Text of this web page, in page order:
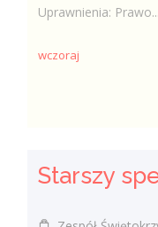
Uprawnienia: Prawo...
wczoraj